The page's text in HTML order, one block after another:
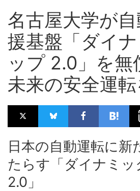
名古屋大学が
援基盤「ダイ
ップ 2.0」を無
未来の安全運
日本の自動運転に新
たらす「ダイナミッ
2.0」